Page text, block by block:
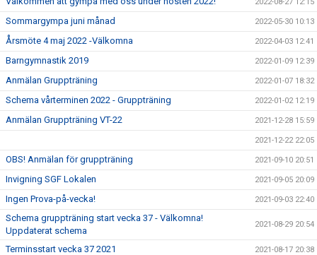
Sommargympa juni månad 2022-05-30 10:13
Årsmöte 4 maj 2022 -Välkomna 2022-04-03 12:41
Barngymnastik 2019 2022-01-09 12:39
Anmälan Gruppträning 2022-01-07 18:32
Schema vårterminen 2022 - Gruppträning 2022-01-02 12:19
Anmälan Gruppträning VT-22 2021-12-28 15:59
2021-12-22 22:05
OBS! Anmälan för gruppträning 2021-09-10 20:51
Invigning SGF Lokalen 2021-09-05 20:09
Ingen Prova-på-vecka! 2021-09-03 22:40
Schema gruppträning start vecka 37 - Välkomna!
Uppdaterat schema
2021-08-29 20:54
Terminsstart vecka 37 2021 2021-08-17 20:38